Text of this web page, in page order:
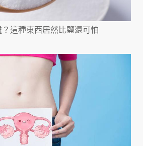
這種東西居然比鹽還可怕